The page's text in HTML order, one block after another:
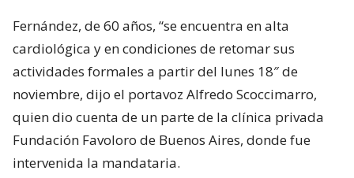
Fernández, de 60 años, “se encuentra en alta
cardiológica y en condiciones de retomar sus
actividades formales a partir del lunes 18″ de
noviembre, dijo el portavoz Alfredo Scoccimarro,
quien dio cuenta de un parte de la clínica privada
Fundación Favoloro de Buenos Aires, donde fue
intervenida la mandataria.